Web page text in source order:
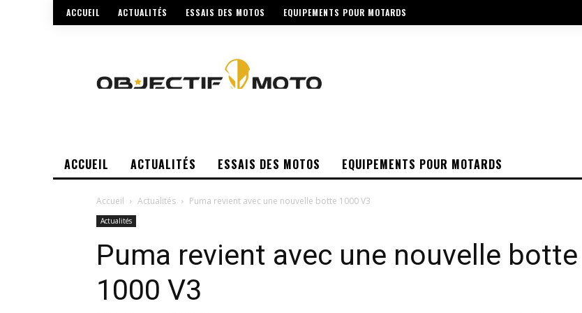
ACCUEIL ACTUALITÉS ESSAIS DES MOTOS EQUIPEMENTS POUR MOTARDS
ACCUEIL ACTUALITÉS ESSAIS DES MOTOS EQUIPEMENTS POUR MOTARDS
Accueil Actualités Puma revient avec une nouvelle botte 1000 V3
Actualités
Puma revient avec une nouvelle botte
1000 V3